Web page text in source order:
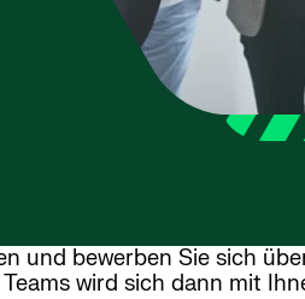
und bewerben Sie sich
wird sich dann mit